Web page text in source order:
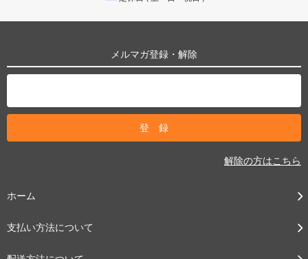
メルマガ登録・解除
解除の方はこちら
ホーム
支払い方法について